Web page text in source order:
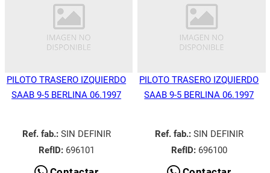
PILOTO TRASERO IZQUIERDO
SAAB 9-5 BERLINA 06.1997
Ref. fab.:SIN DEFINIR
RefID:696101
PILOTO TRASERO IZQUIERDO
SAAB 9-5 BERLINA 06.1997
Ref. fab.:SIN DEFINIR
RefID:696100